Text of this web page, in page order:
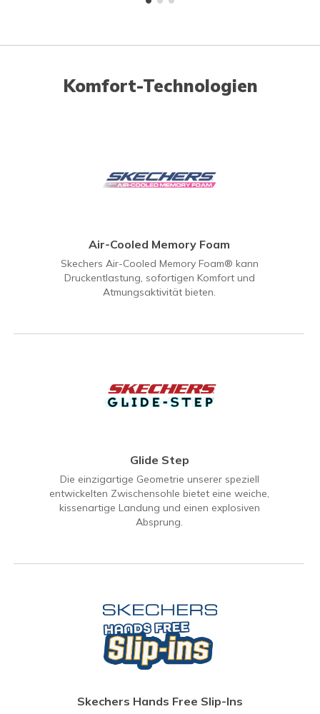
Komfort-Technologien
Air-Cooled Memory Foam
Skechers Air-Cooled Memory Foam® kann
Druckentlastung, sofortigen Komfort und
Atmungsaktivität bieten.
Glide Step
Die einzigartige Geometrie unserer speziell
entwickelten Zwischensohle bietet eine weiche,
kissenartige Landung und einen explosiven
Absprung.
Skechers Hands Free Slip-Ins